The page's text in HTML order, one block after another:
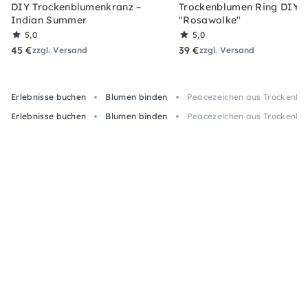
DIY Trockenblumenkranz –
Indian Summer
5,0
45 €zzgl. Versand
Trockenblumen Ring DIY-
"Rosawolke"
5,0
39 €zzgl. Versand
Erlebnisse buchen Blumen binden
Peacezeichen aus
Erlebnisse buchen
Blumen binden Peacezeichen aus